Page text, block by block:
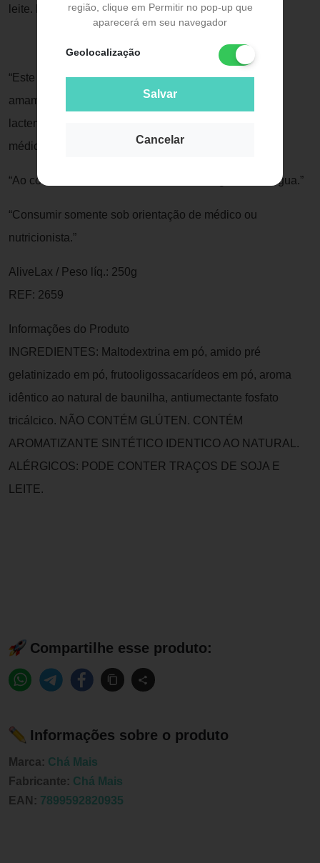
região, clique em Permitir no pop-up que
aparecerá em seu navegador
Geolocalização
Salvar
Cancelar
leite. Misture bem. Antes de usar, agite a embalagem.
“Este produto não deve ser usado na gestação,
amamentação e por
lactentes, crianças e idosos, exceto sob indicação de
médico ou nutricionista.”
“Ao consumir este alimento aumentar a ingestão de água.”
“Consumir somente sob orientação de médico ou
nutricionista.”
AliveLax / Peso líq.: 250g
REF: 2659
Informações do Produto
INGREDIENTES: Maltodextrina em pó, amido pré
gelatinizado em pó, frutooligossacarídeos em pó, aroma
idêntico ao natural de baunilha, antiumectante fosfato
tricálcico. NÃO CONTÉM GLÚTEN. CONTÉM
AROMATIZANTE SINTÉTICO IDENTICO AO NATURAL.
ALÉRGICOS: PODE CONTER TRAÇOS DE SOJA E
LEITE.
Compartilhe esse produto:
Informações sobre o produto
Marca: Chá Mais
Fabricante: Chá Mais
EAN: 7899592820935